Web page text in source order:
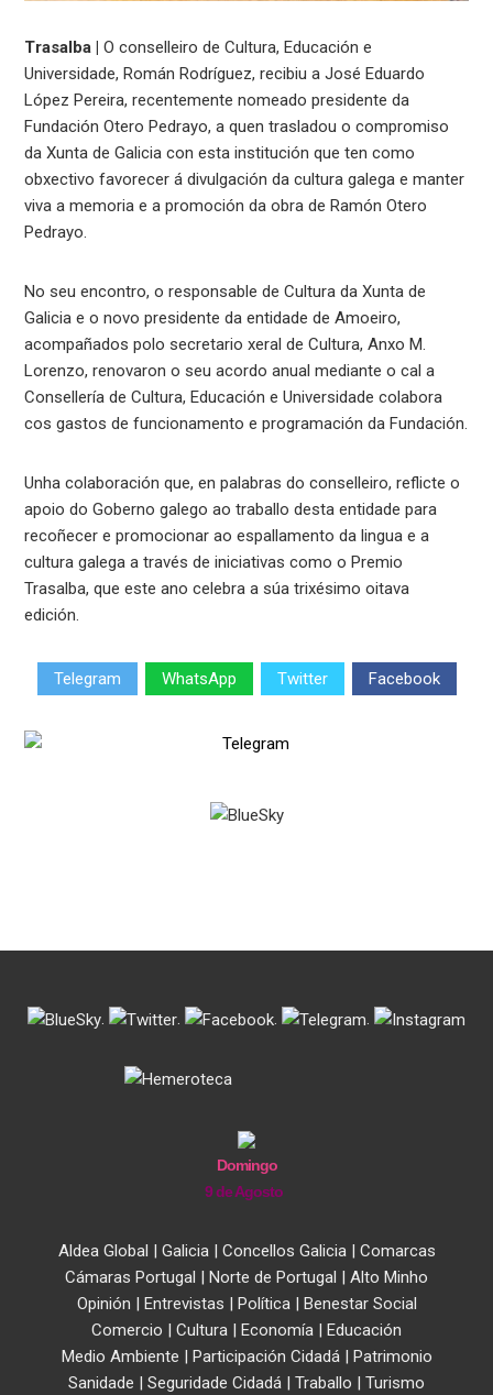
Trasalba | O conselleiro de Cultura, Educación e
Universidade, Román Rodríguez, recibiu a José Eduardo
López Pereira, recentemente nomeado presidente da
Fundación Otero Pedrayo, a quen trasladou o compromiso
da Xunta de Galicia con esta institución que ten como
obxectivo favorecer á divulgación da cultura galega e manter
viva a memoria e a promoción da obra de Ramón Otero
Pedrayo.
No seu encontro, o responsable de Cultura da Xunta de
Galicia e o novo presidente da entidade de Amoeiro,
acompañados polo secretario xeral de Cultura, Anxo M.
Lorenzo, renovaron o seu acordo anual mediante o cal a
Consellería de Cultura, Educación e Universidade colabora
cos gastos de funcionamento e programación da Fundación.
Unha colaboración que, en palabras do conselleiro, reflicte o
apoio do Goberno galego ao traballo desta entidade para
recoñecer e promocionar ao espallamento da lingua e a
cultura galega a través de iniciativas como o Premio
Trasalba, que este ano celebra a súa trixésimo oitava
edición.
Telegram WhatsApp Twitter Facebook
. . . .
Domingo
9 de Agosto
Aldea Global | Galicia| Concellos Galicia| Comarcas
Cámaras Portugal | Norte de Portugal | Alto Minho
Opinión | Entrevistas | Política| Benestar Social
Comercio | Cultura | Economía | Educación
Medio Ambiente | Participación Cidadá| Patrimonio
Sanidade | Seguridade Cidadá | Traballo | Turismo